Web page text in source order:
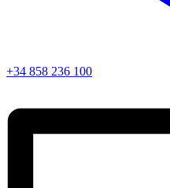
+34 858 236 100